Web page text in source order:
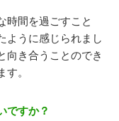
時間を過ごすこと
ように感じられまし
向き合うことのでき
す。
ですか？